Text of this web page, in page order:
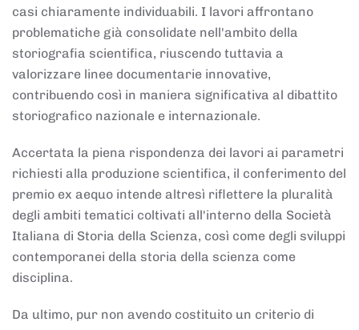
casi chiaramente individuabili. I lavori affrontano
problematiche già consolidate nell'ambito della
storiografia scientifica, riuscendo tuttavia a
valorizzare linee documentarie innovative,
contribuendo così in maniera significativa al dibattito
storiografico nazionale e internazionale.
Accertata la piena rispondenza dei lavori ai parametri
richiesti alla produzione scientifica, il conferimento del
premio ex aequo intende altresì riflettere la pluralità
degli ambiti tematici coltivati all'interno della Società
Italiana di Storia della Scienza, così come degli sviluppi
contemporanei della storia della scienza come
disciplina.
Da ultimo, pur non avendo costituito un criterio di